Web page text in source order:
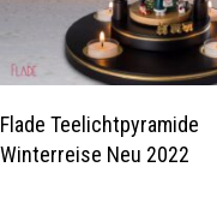
Flade Teelichtpyramide
Winterreise Neu 2022